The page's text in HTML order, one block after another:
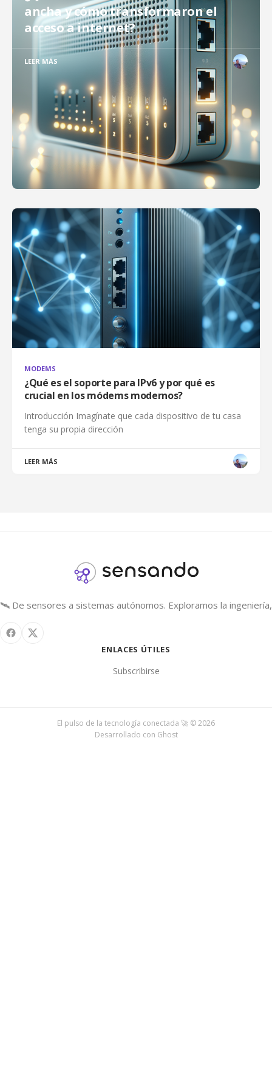
ancha y cómo transformaron el
acceso a internet?
LEER MÁS
MODEMS
¿Qué es el soporte para IPv6 y por qué es
crucial en los módems modernos?
Introducción Imagínate que cada dispositivo de tu casa
tenga su propia dirección
LEER MÁS
🛰️ De sensores a sistemas autónomos. Exploramos la
ENLACES ÚTILES
Subscribirse
El pulso de la tecnología conectada 🚀 © 2026
Desarrollado con Ghost